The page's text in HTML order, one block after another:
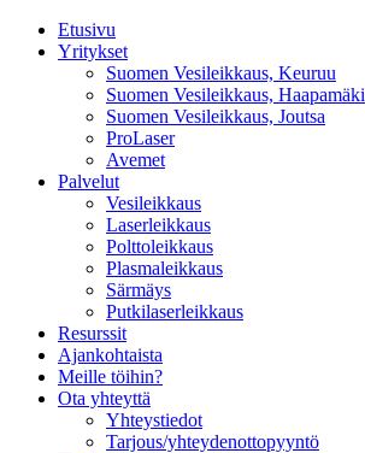
Etusivu
Yritykset
Suomen Vesileikkaus, Keuruu
Suomen Vesileikkaus, Haapamäki
Suomen Vesileikkaus, Joutsa
ProLaser
Avemet
Palvelut
Vesileikkaus
Laserleikkaus
Polttoleikkaus
Plasmaleikkaus
Särmäys
Putkilaserleikkaus
Resurssit
Ajankohtaista
Meille töihin?
Ota yhteyttä
Yhteystiedot
Tarjous/yhteydenottopyyntö